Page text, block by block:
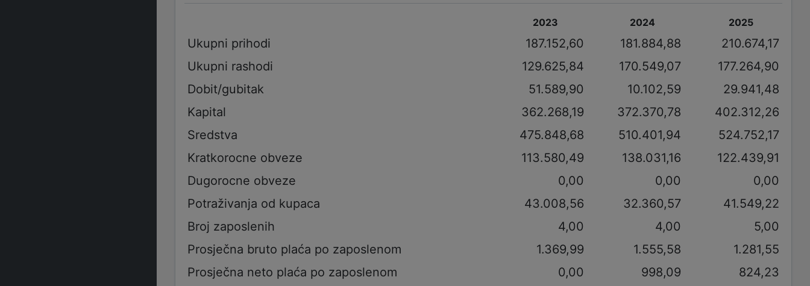
2023 2024 2025
Ukupni prihodi 187.152,60 181.884,88
210.674,17
Ukupni rashodi
129.625,84 170.549,07
177.264,90
Dobit/gubitak
51.589,90 10.102,59
29.941,48
Kapital
362.268,19 372.370,78
402.312,26
Sredstva
475.848,68 510.401,94
524.752,17
Kratkorocne obveze
113.580,49 138.031,16
122.439,91
Dugorocne obveze
0,00 0,00
0,00
Potraživanja od kupaca
43.008,56 32.360,57
41.549,22
Broj zaposlenih
4,00 4,00
5,00
Prosječna bruto plaća po zaposlenom
1.369,99 1.555,58
1.281,55
Prosječna neto plaća po zaposlenom
0,00 998,09 824,23